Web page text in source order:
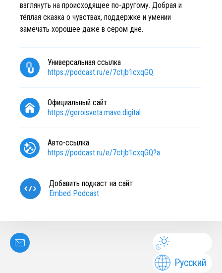
взглянуть на происходящее по-другому. Добрая и
тёплая сказка о чувствах, поддержке и умении
замечать хорошее даже в сером дне.
Универсальная ссылка
https://podcast.ru/e/7ctjb1cxqGQ
Официальный сайт
https://geroisveta.mave.digital
Авто-ссылка
https://podcast.ru/e/7ctjb1cxqGQ?a
Добавить подкаст на сайт
Embed Podcast
Русский